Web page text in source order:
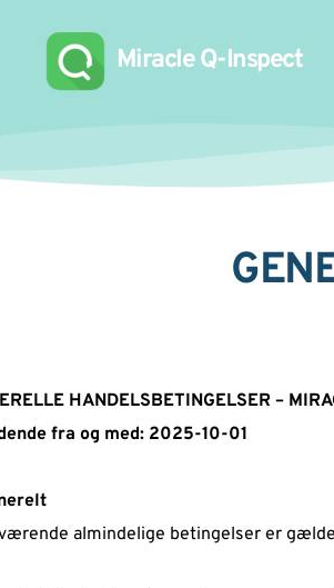
Miracle Q-Inspect
HANDELSBETINGELSER –
fra og med: 2025-10-01
almindelige betingelser er